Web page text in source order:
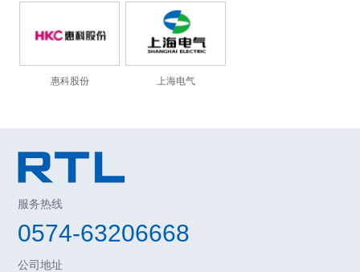
惠科股份 上海电气
服务热线
0574-63206668
公司地址